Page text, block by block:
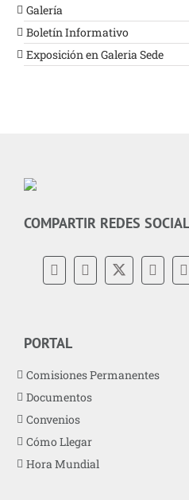
Galería
Boletín Informativo
Exposición en Galeria Sede
COMPARTIR REDES
PORTAL
Comisiones Permanentes
Documentos
Convenios
Cómo Llegar
Hora Mundial